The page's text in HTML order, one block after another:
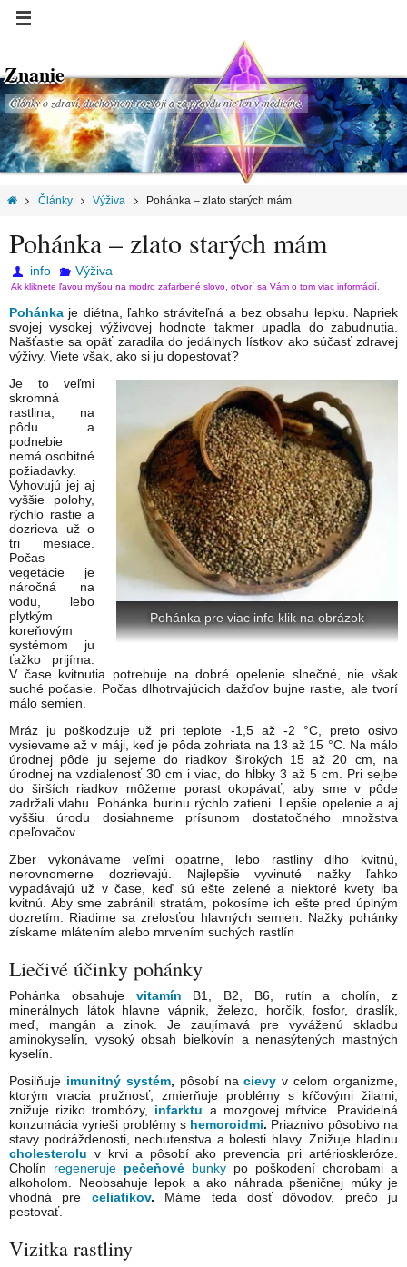
Znanie
Články o zdraví, duchovnom rozvoji a za pravdu nie len v medicíne.
Články Výživa Pohánka – zlato starých mám
Pohánka – zlato starých mám
info Výživa
Ak kliknete ľavou myšou na modro zafarbené slovo, otvorí sa Vám o tom viac informácií.
Pohánka je diétna, ľahko stráviteľná a bez obsahu lepku. Napriek
svojej vysokej výživovej hodnote takmer upadla do zabudnutia.
Našťastie sa opäť zaradila do jedálnych lístkov ako súčasť zdravej
výživy. Viete však, ako si ju dopestovať?
Pohánka pre viac info klik na obrázok
Je to veľmi
skromná
rastlina, na
pôdu a
podnebie
nemá osobitné
požiadavky.
Vyhovujú jej aj
vyššie polohy,
rýchlo rastie a
dozrieva už o
tri mesiace.
Počas
vegetácie je
náročná na
vodu, lebo
plytkým
koreňovým
systémom ju
ťažko prijíma.
V čase kvitnutia potrebuje na dobré opelenie slnečné, nie však
suché počasie. Počas dlhotrvajúcich dažďov bujne rastie, ale tvorí
málo semien.
Mráz ju poškodzuje už pri teplote -1,5 až -2 °C, preto osivo
vysievame až v máji, keď je pôda zohriata na 13 až 15 °C. Na málo
úrodnej pôde ju sejeme do riadkov širokých 15 až 20 cm, na
úrodnej na vzdialenosť 30 cm i viac, do hĺbky 3 až 5 cm. Pri sejbe
do širších riadkov môžeme porast okopávať, aby sme v pôde
zadržali vlahu. Pohánka burinu rýchlo zatieni. Lepšie opelenie a aj
vyššiu úrodu dosiahneme prísunom dostatočného množstva
opeľovačov.
Zber vykonávame veľmi opatrne, lebo rastliny dlho kvitnú,
nerovnomerne dozrievajú. Najlepšie vyvinuté nažky ľahko
vypadávajú už v čase, keď sú ešte zelené a niektoré kvety iba
kvitnú. Aby sme zabránili stratám, pokosíme ich ešte pred úplným
dozretím. Riadime sa zrelosťou hlavných semien. Nažky pohánky
získame mlátením alebo mrvením suchých rastlín
Liečivé účinky pohánky
Pohánka obsahuje vitamín B1, B2, B6, rutín a cholín, z
minerálnych látok hlavne vápnik, železo, horčík, fosfor, draslík,
meď, mangán a zinok. Je zaujímavá pre vyváženú skladbu
aminokyselín, vysoký obsah bielkovín a nenasýtených mastných
kyselín.
Posilňuje imunitný systém, pôsobí nacievy v celom organizme,
ktorým vracia pružnosť, zmierňuje problémy s kŕčovými žilami,
znižuje riziko trombózy, infarktu a mozgovej mŕtvice. Pravidelná
konzumácia vyrieši problémy s hemoroidmi. Priaznivo pôsobivo na
stavy podráždenosti, nechutenstva a bolesti hlavy. Znižuje hladinu
cholesterolu v krvi a pôsobí ako prevencia pri artérioskleróze.
Cholín regeneruje pečeňové bunky po poškodení chorobami a
alkoholom. Neobsahuje lepok a ako náhrada pšeničnej múky je
vhodná pre celiatikov. Máme teda dosť dôvodov, prečo ju
pestovať.
Vizitka rastliny